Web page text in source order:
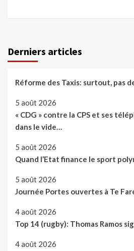
Derniers articles
Réforme des Taxis: surtout, pas
5 août 2026
« CDG » contre la CPS et ses
dans le vide…
5 août 2026
Quand l’Etat finance le sport
5 août 2026
Journée Portes ouvertes à Te
4 août 2026
Top 14 (rugby): Thomas Ramos
4 août 2026